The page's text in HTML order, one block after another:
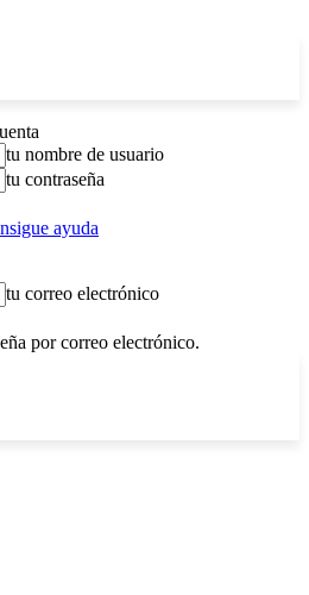
tu nombre de usuario
tu contraseña
ayuda
tu correo electrónico
por correo electrónico.